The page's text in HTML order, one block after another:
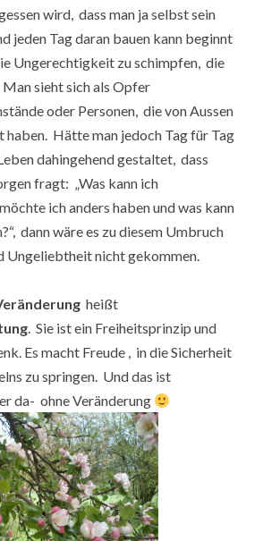
wird, dass man ja selbst sein
jeden Tag daran bauen kann beginnt
Ungerechtigkeit zu schimpfen, die
sieht sich als Opfer
oder Personen, die von Aussen
Hätte man jedoch Tag für Tag
dahingehend gestaltet, dass
fragt: „Was kann ich
ich anders haben und was kann
dann wäre es zu diesem Umbruch
Ungeliebtheit nicht gekommen.
heißt
. Sie ist ein Freiheitsprinzip und
Es macht Freude , in die Sicherheit
zu springen. Und das ist
da- ohne Veränderung